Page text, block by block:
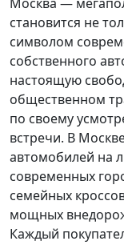
становится не
символом
собственного
настоящую
общественном
по своему
встречи. В
автомобилей на
современных
семейных
мощных
Каждый